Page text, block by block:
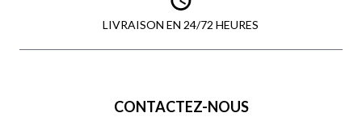
LIVRAISON EN 24/72 HEURES
CONTACTEZ-NOUS